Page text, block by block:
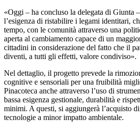
«Oggi – ha concluso la delegata di Giunta
l’esigenza di ristabilire i legami identitari,
tempo, con le comunità attraverso una
aperta al cambiamento capace di un
cittadini in considerazione del fatto che il
diventi, a tutti gli effetti, valore condiviso».
Nel dettaglio, il progetto prevede la
cognitive e sensoriali per una fruibilità
Pinacoteca anche attraverso l’uso di
bassa esigenza gestionale, durabilità e
minimi. A questi, si aggiungerà l’acquisto
tecnologie a minor impatto ambientale.